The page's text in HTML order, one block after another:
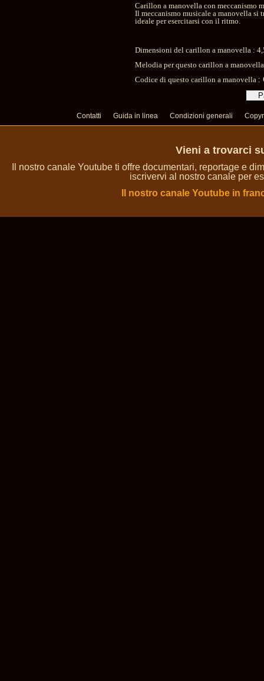
Carillon a manovella con meccanismo
Il meccanismo musicale a manovella si
ideale per esercitarsi con il ritmo.
Dimensioni del carillon a manovella :
Melodia per questo carillon a
Codice di questo carillon a manovella :
Contatti Guida in linea Condizioni generali
Vieni a trovarci
Il nostro canale Youtube ti offre documentari, reportage e
iscrivervi al nostro canale per
Il nostro canale Youtube in